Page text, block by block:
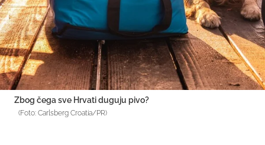
Zbog čega sve Hrvati duguju pivo?
(Foto: Carlsberg Croatia/PR)